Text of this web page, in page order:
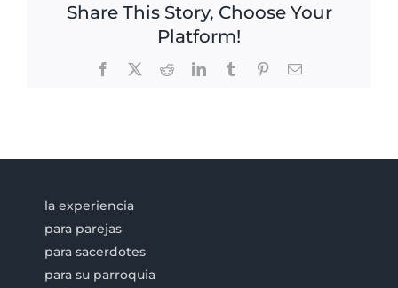
Share This Story, Choose Your
Platform!
Facebook RedditLinkedInTumblr PinterestEmail
la experiencia
para parejas
para sacerdotes
para su parroquia